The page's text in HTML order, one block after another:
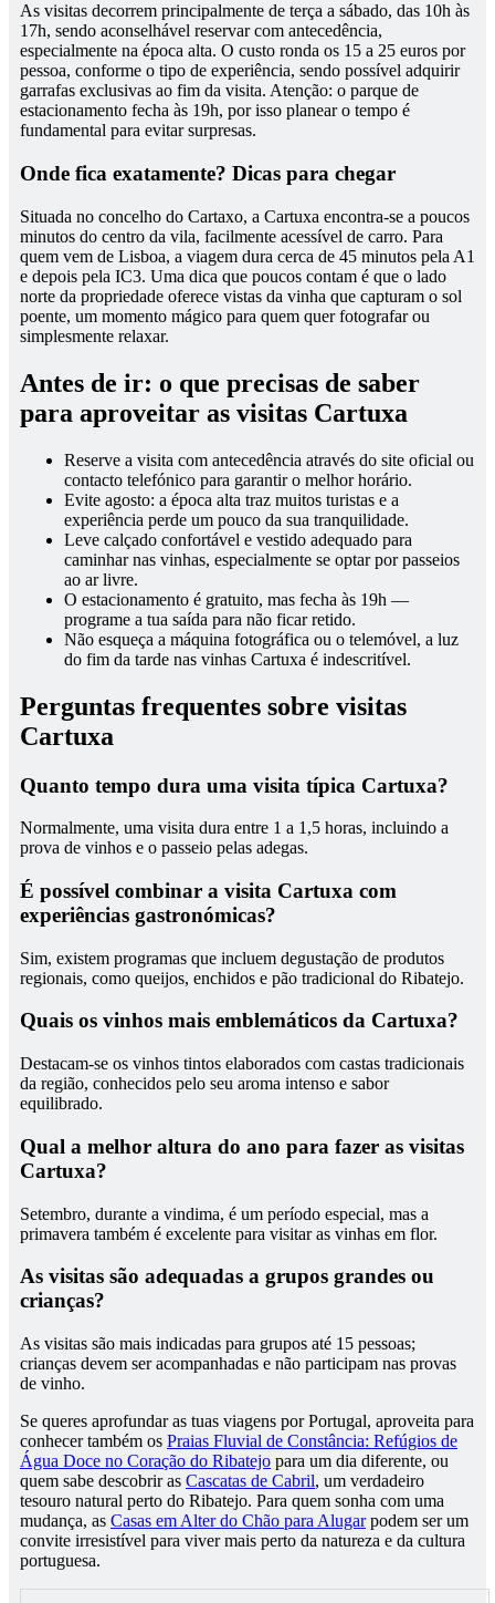
As visitas decorrem principalmente de terça a sábado, das 10h às
17h, sendo aconselhável reservar com antecedência,
especialmente na época alta. O custo ronda os 15 a 25 euros por
pessoa, conforme o tipo de experiência, sendo possível adquirir
garrafas exclusivas ao fim da visita. Atenção: o parque de
estacionamento fecha às 19h, por isso planear o tempo é
fundamental para evitar surpresas.
Onde fica exatamente? Dicas para chegar
Situada no concelho do Cartaxo, a Cartuxa encontra-se a poucos
minutos do centro da vila, facilmente acessível de carro. Para
quem vem de Lisboa, a viagem dura cerca de 45 minutos pela A1
e depois pela IC3. Uma dica que poucos contam é que o lado
norte da propriedade oferece vistas da vinha que capturam o sol
poente, um momento mágico para quem quer fotografar ou
simplesmente relaxar.
Antes de ir: o que precisas de saber
para aproveitar as visitas Cartuxa
Reserve a visita com antecedência através do site oficial ou
contacto telefónico para garantir o melhor horário.
Evite agosto: a época alta traz muitos turistas e a
experiência perde um pouco da sua tranquilidade.
Leve calçado confortável e vestido adequado para
caminhar nas vinhas, especialmente se optar por passeios
ao ar livre.
O estacionamento é gratuito, mas fecha às 19h —
programe a tua saída para não ficar retido.
Não esqueça a máquina fotográfica ou o telemóvel, a luz
do fim da tarde nas vinhas Cartuxa é indescritível.
Perguntas frequentes sobre visitas
Cartuxa
Quanto tempo dura uma visita típica Cartuxa?
Normalmente, uma visita dura entre 1 a 1,5 horas, incluindo a
prova de vinhos e o passeio pelas adegas.
É possível combinar a visita Cartuxa com
experiências gastronómicas?
Sim, existem programas que incluem degustação de produtos
regionais, como queijos, enchidos e pão tradicional do Ribatejo.
Quais os vinhos mais emblemáticos da Cartuxa?
Destacam-se os vinhos tintos elaborados com castas tradicionais
da região, conhecidos pelo seu aroma intenso e sabor
equilibrado.
Qual a melhor altura do ano para fazer as visitas
Cartuxa?
Setembro, durante a vindima, é um período especial, mas a
primavera também é excelente para visitar as vinhas em flor.
As visitas são adequadas a grupos grandes ou
crianças?
As visitas são mais indicadas para grupos até 15 pessoas;
crianças devem ser acompanhadas e não participam nas provas
de vinho.
Se queres aprofundar as tuas viagens por Portugal, aproveita para
conhecer também os Praias Fluvial de Constância: Refúgios de
Água Doce no Coração do Ribatejo para um dia diferente, ou
quem sabe descobrir as Cascatas de Cabril, um verdadeiro
tesouro natural perto do Ribatejo. Para quem sonha com uma
mudança, as Casas em Alter do Chão para Alugarpodem ser um
convite irresistível para viver mais perto da natureza e da cultura
portuguesa.